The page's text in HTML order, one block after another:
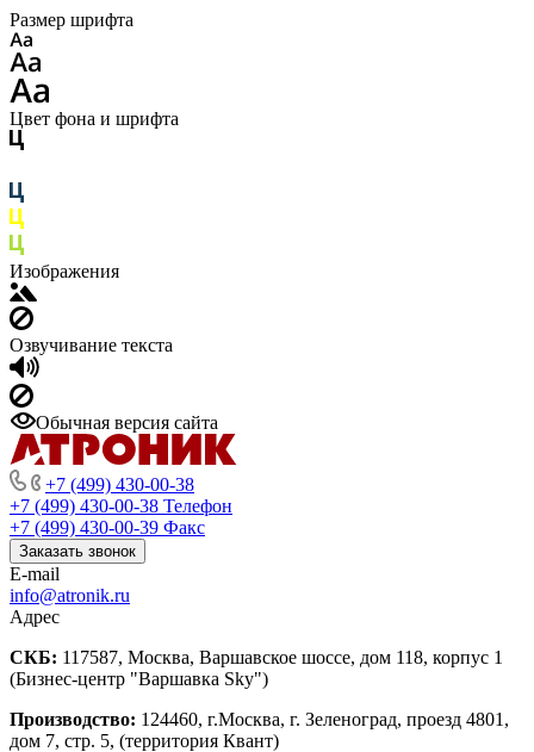
Размер шрифта
Цвет фона и шрифта
Изображения
Озвучивание текста
Обычная версия сайта
+7 (499) 430-00-38
+7 (499) 430-00-38 Телефон
+7 (499) 430-00-39 Факс
Заказать звонок
E-mail
info@atronik.ru
Адрес
СКБ: 117587, Москва, Варшавское шоссе, дом 118, корпус 1
(Бизнес-центр "Варшавка Sky")
Производство: 124460, г.Москва, г. Зеленоград, проезд 4801,
дом 7, стр. 5, (территория Квант)